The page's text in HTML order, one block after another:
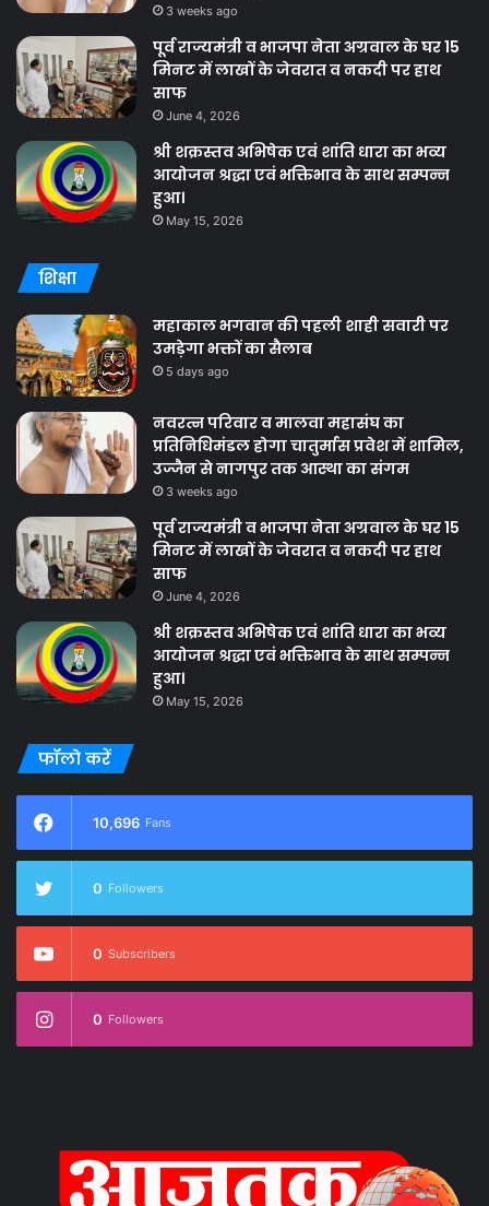
3 weeks ago
पूर्व राज्यमंत्री व भाजपा नेता अग्रवाल के घर 15
मिनट में लाखों के जेवरात व नकदी पर हाथ
साफ
June 4, 2026
श्री शक्रस्तव अभिषेक एवं शांति धारा का भव्य
आयोजन श्रद्धा एवं भक्तिभाव के साथ सम्पन्न
हुआ।
May 15, 2026
शिक्षा
महाकाल भगवान की पहली शाही सवारी पर
उमड़ेगा भक्तों का सैलाब
5 days ago
नवरत्न परिवार व मालवा महासंघ का
प्रतिनिधिमंडल होगा चातुर्मास प्रवेश में शामिल,
उज्जैन से नागपुर तक आस्था का संगम
3 weeks ago
पूर्व राज्यमंत्री व भाजपा नेता अग्रवाल के घर 15
मिनट में लाखों के जेवरात व नकदी पर हाथ
साफ
June 4, 2026
श्री शक्रस्तव अभिषेक एवं शांति धारा का भव्य
आयोजन श्रद्धा एवं भक्तिभाव के साथ सम्पन्न
हुआ।
May 15, 2026
फॉलो करें
10,696 Fans
0 Followers
0 Subscribers
0 Followers